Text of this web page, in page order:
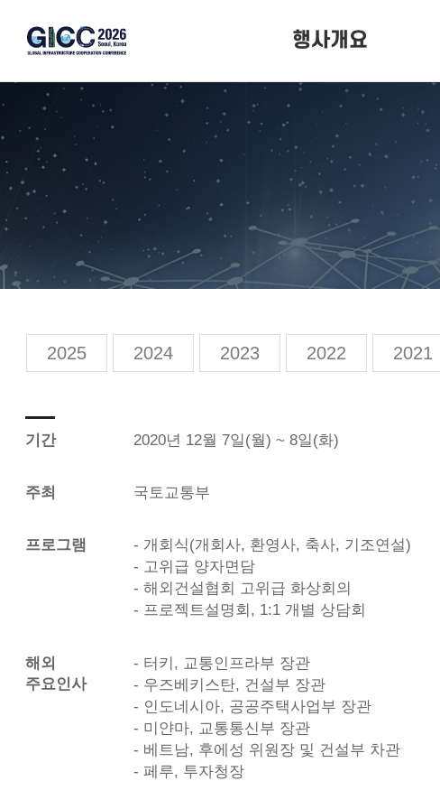
행사개요
행사개요
행사일정
행사장소
2025 2024 2023 2022 2021
기간 2020년 12월 7일(월) ~ 8일(화)
주최 국토교통부
프로그램
- 개회식(개회사, 환영사, 축사, 기조연설)
- 고위급 양자면담
- 해외건설협회 고위급 화상회의
- 프로젝트설명회, 1:1 개별 상담회
해외
주요인사
- 터키, 교통인프라부 장관
- 우즈베키스탄, 건설부 장관
- 인도네시아, 공공주택사업부 장관
- 미얀마, 교통통신부 장관
- 베트남, 후에성 위원장 및 건설부 차관
- 페루, 투자청장